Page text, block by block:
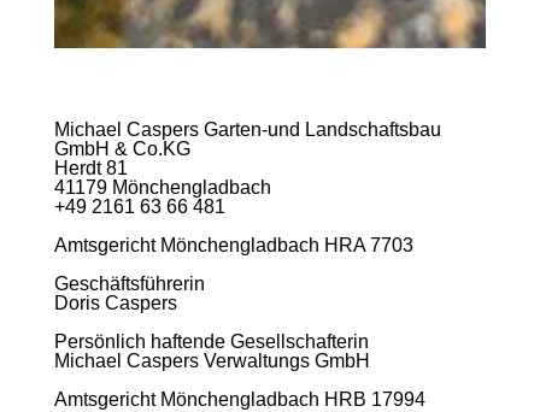
Michael Caspers Garten-und Landschaftsbau
GmbH & Co.KG
Herdt 81
41179 Mönchengladbach
+49 2161 63 66 481
Amtsgericht Mönchengladbach HRA 7703
Geschäftsführerin
Doris Caspers
Persönlich haftende Gesellschafterin
Michael Caspers Verwaltungs GmbH
Amtsgericht Mönchengladbach HRB 17994